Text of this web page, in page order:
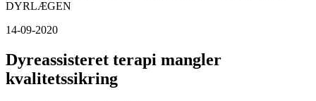
14-09-2020
Dyreassisteret terapi mangler
kvalitetssikring